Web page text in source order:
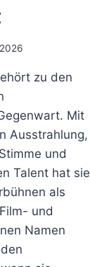
zu den
Mit
Ausstrahlung,
und
Talent hat sie
als
und
Namen